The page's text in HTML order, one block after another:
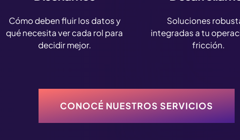
Cómo deben fluir los datos y
qué necesita ver cada rol para
decidir mejor.
Soluciones
integradas a tu
fricción.
CONOCÉ NUESTROS SERVICIOS